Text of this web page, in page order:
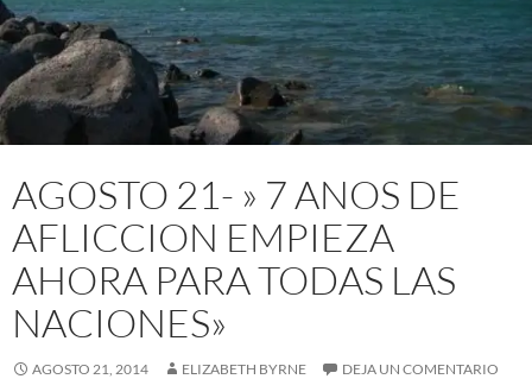
AGOSTO 21- » 7 ANOS DE
AFLICCION EMPIEZA
AHORA PARA TODAS LAS
NACIONES»
AGOSTO 21, 2014 ELIZABETH BYRNE DEJA UN COMENTARIO